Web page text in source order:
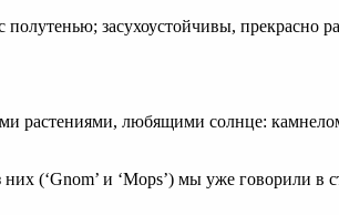
засухоустойчивы, прекрасно
любящими солнце:
(‘Gnom’ и ‘Mops’) мы уже говорили в